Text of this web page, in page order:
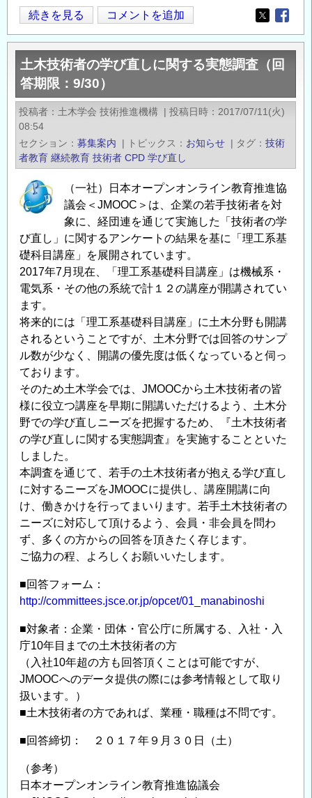
す
い
地
盤
工
学
基
礎
シ
リ
ー
ズ
講
習
会
（オ
ン
ラ
イ
ン
形
式）
の
CPD
制
度
見
直
し
の
方
向
性
に
関
る
ご
意
見
の
募
集
に
つ
て
（受
付
期
間：
2019/4/1
～
2019/8/31）
の
続きを見る コメントを追加
Opens in
土木技術者の学び直しに関する実態調査（回
答期限：9/30）
投稿者 土木学会 技術推進機構 | 投稿日時
2017/07/11(火)
08:54
セクション
募集案内 | トピックス お知らせ | タグ
技術
者教育 継続教育 技術者 CPD 学び直し
（一社）日本オープンオンライン教育推進協
議会＜JMOOC＞は、企業の若手技術者を対
象に、経団連を通じて実施した「技術者の学
び直し」に関するアンケートの結果を基に「理工系基
礎科目講座」を展開されています。
2017年7月現在、「理工系基礎科目講座」は機械系・
電気系・その他の系統で計１２の講座が開講されてい
ます。
将来的には「理工系基礎科目講座」に土木分野も開講
されるということですが、土木分野では回答のサンプ
ル数が少なく、開講の優先度は低くなっていると伺っ
ております。
そのため土木学会では、JMOOCから土木技術者の皆
様に役立つ講座を早期に開講いただけるよう、土木分
野での学び直しニーズを把握するため、『土木技術者
の学び直しに関する実態調査』を実施することといた
しました。
本調査を通じて、若手の土木技術者が抱える学び直し
に対するニーズをJMOOCに提供し、講座開講に向
け、働きかけを行ってまいります。若手土木技術者の
ニーズに対応して頂けるよう、会員・非会員を問わ
ず、多くの方からの回答を頂きたく存じます。
ご協力の程、よろしくお願いいたします。
■回答フォーム：
http://committees.jsce.or.jp/opcet/01_manabinoshi
■対象者：企業・団体・官公庁に所属する、入社・入
庁10年目までの土木技術者の方
（入社10年超の方も回答頂くことは可能ですが、
JMOOCへのデータ提供の際には参考情報として取り
扱います。）
■土木技術者の方であれば、業種・職種は不問です。
■回答締切： ２０１７年９月３０日（土）
（参考）
日本オープンオンライン教育推進協議会